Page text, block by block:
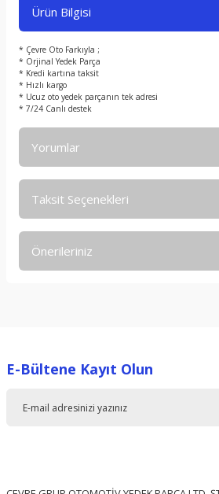
Ürün Bilgisi
* Çevre Oto Farkıyla ;
* Orjinal Yedek Parça
* Kredi kartına taksit
* Hızlı kargo
* Ucuz oto yedek parçanın tek adresi
* 7/24 Canlı destek
Yorumlar
Taksit Seçenekleri
Önerileriniz
Ürün resmi kalitesiz, bozuk veya
E-Bültene Kayıt Olun